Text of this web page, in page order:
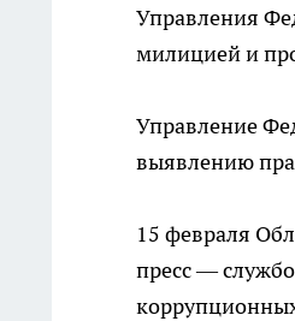
Управления
милицией и
Управление
выявлению
15 февраля
пресс —